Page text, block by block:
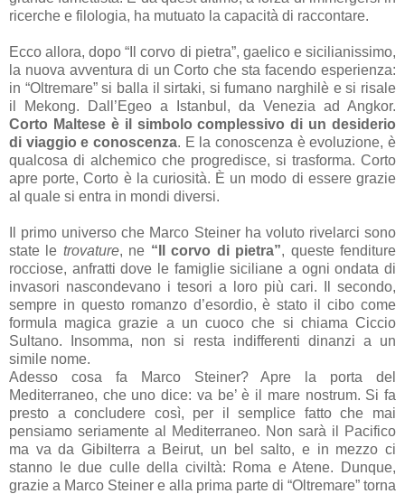
ricerche e filologia, ha mutuato la capacità di raccontare.
Ecco allora, dopo “Il corvo di pietra”, gaelico e sicilianissimo,
la nuova avventura di un Corto che sta facendo esperienza:
in “Oltremare” si balla il sirtaki, si fumano narghilè e si risale
il Mekong. Dall’Egeo a Istanbul, da Venezia ad Angkor.
Corto Maltese è il simbolo complessivo di un desiderio
di viaggio e conoscenza. E la conoscenza è evoluzione, è
qualcosa di alchemico che progredisce, si trasforma. Corto
apre porte, Corto è la curiosità. È un modo di essere grazie
al quale si entra in mondi diversi.
Il primo universo che Marco Steiner ha voluto rivelarci sono
state le trovature, ne “Il corvo di pietra”, queste fenditure
rocciose, anfratti dove le famiglie siciliane a ogni ondata di
invasori nascondevano i tesori a loro più cari. Il secondo,
sempre in questo romanzo d’esordio, è stato il cibo come
formula magica grazie a un cuoco che si chiama Ciccio
Sultano. Insomma, non si resta indifferenti dinanzi a un
simile nome.
Adesso cosa fa Marco Steiner? Apre la porta del
Mediterraneo, che uno dice: va be’ è il mare nostrum. Si fa
presto a concludere così, per il semplice fatto che mai
pensiamo seriamente al Mediterraneo. Non sarà il Pacifico
ma va da Gibilterra a Beirut, un bel salto, e in mezzo ci
stanno le due culle della civiltà: Roma e Atene. Dunque,
grazie a Marco Steiner e alla prima parte di “Oltremare” torna